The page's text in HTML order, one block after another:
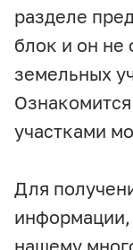
разделе
блок и он не
земельных
участками
Для
нашему